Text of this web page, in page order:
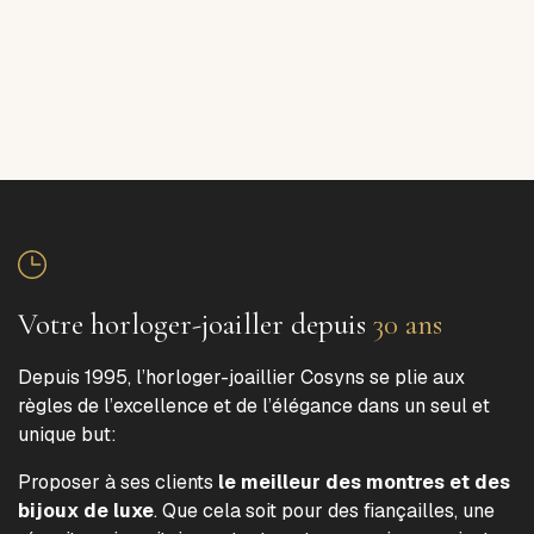
Votre horloger-joailler depuis 30 ans
Depuis 1995, l’horloger-joaillier Cosyns se plie aux
règles de l’excellence et de l’élégance dans un seul et
unique but:
Proposer à ses clients le meilleur des montres et des
bijoux de luxe. Que cela soit pour des fiançailles, une